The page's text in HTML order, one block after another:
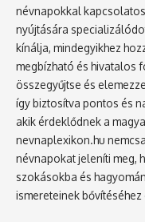
névnapokkal
nyújtására
kínálja, mindegyikhez
megbízható és hivatalos
összegyűjtse és
így biztosítva pontos és
akik érdeklődnek a
nevnaplexikon.hu
névnapokat jeleníti meg,
szokásokba és
ismereteinek bővítéséhez